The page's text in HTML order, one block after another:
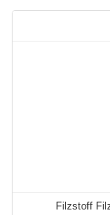
Filzstoff